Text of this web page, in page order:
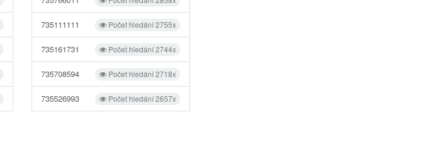
Počet hledání 2755x
735111111
Počet hledání 2744x
735161731
Počet hledání 2718x
735708594
Počet hledání 2657x
735526993